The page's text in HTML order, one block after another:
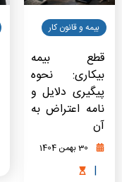
بیمه و قانون کار
قطع بیمه
بیکاری: نحوه
پیگیری دلایل و
نامه اعتراض به
آن
30 بهمن 1404
|